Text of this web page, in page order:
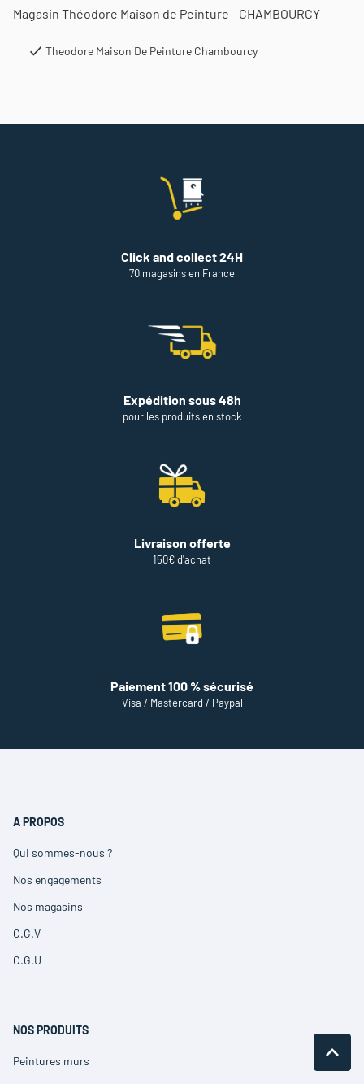
Magasin Théodore Maison de Peinture - CHAMBOURCY
Theodore Maison De Peinture Chambourcy
Click and collect 24H
70 magasins en France
Expédition sous 48h
pour les produits en stock
Livraison offerte
150€ d'achat
Paiement 100 % sécurisé
Visa / Mastercard / Paypal
A PROPOS
Qui sommes-nous ?
(ouvre
dans
nouvelle
Nos engagements
(ouvre
dans
nouvelle
Nos magasins
(ouvre
dans
nouvelle
C.G.V
(ouvre
dans
C.G.U
(ouvre
fenêtre)
NOS PRODUITS
Peintures murs
(ouvre
EN